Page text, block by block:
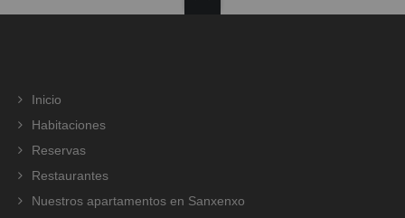
Inicio
Habitaciones
Reservas
Restaurantes
Nuestros apartamentos en Sanxenxo